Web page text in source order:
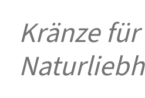
Kränze für